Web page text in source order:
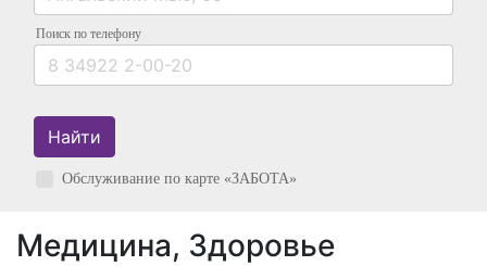
Поиск по телефону
Найти
Обслуживание по карте «ЗАБОТА»
Медицина, Здоровье